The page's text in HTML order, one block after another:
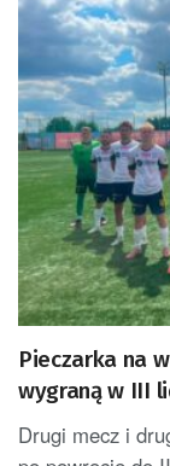
Pieczarka na
wygraną w III
Drugi mecz i